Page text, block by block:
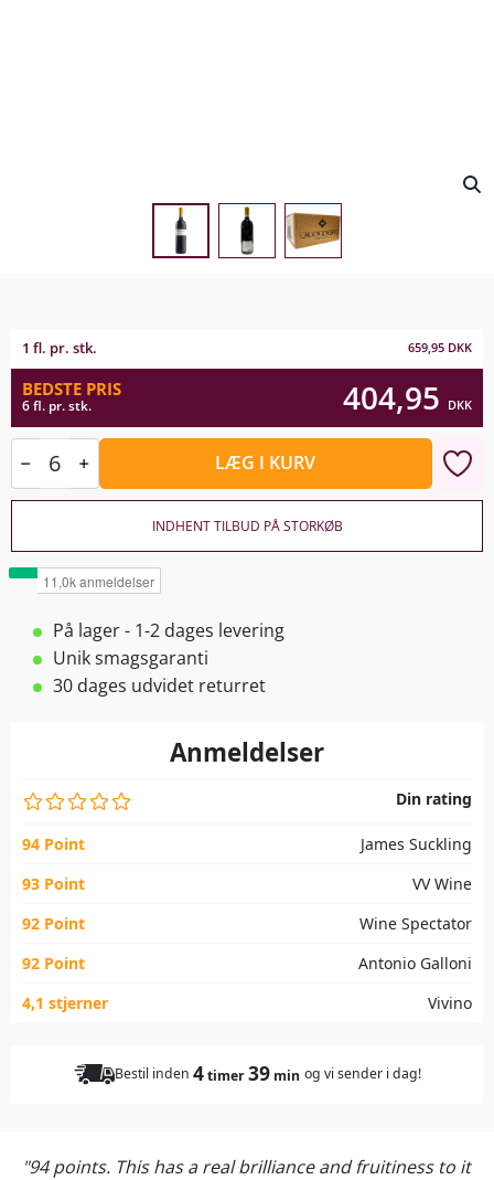
1 fl. pr. stk. 659,95 DKK
BEDSTE PRIS
6 fl. pr. stk. 404,95 DKK
LÆG I KURV
INDHENT TILBUD PÅ STORKØB
På lager - 1-2 dages levering
Unik smagsgaranti
30 dages udvidet returret
Anmeldelser
Din rating
94 Point
James Suckling
93 Point
VV Wine
92 Point
Wine Spectator
92 Point
Antonio Galloni
4,1 stjerner
Vivino
Bestil inden 4timer39 min og vi sender i dag!
"94 points. This has a real brilliance and fruitiness to it